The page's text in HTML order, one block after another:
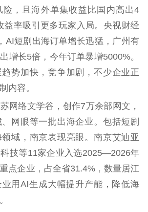
险，且海外单集收益比国内高出4
益率吸引更多玩家入局。央视财经
AI短剧出海订单增长迅猛，广州有
增长5倍，今年订单暴增5000%。
势加快，竞争加剧，不少企业正
内容。
络文学谷，创作7万余部网文，
网眼等一批出海企业。包括短剧
域，南京表现亮眼。南京艾迪亚
技等11家企业入选2025—2026年
点企业，占全省31.4%，数量居江
用AI生成大幅提升产能，降低海